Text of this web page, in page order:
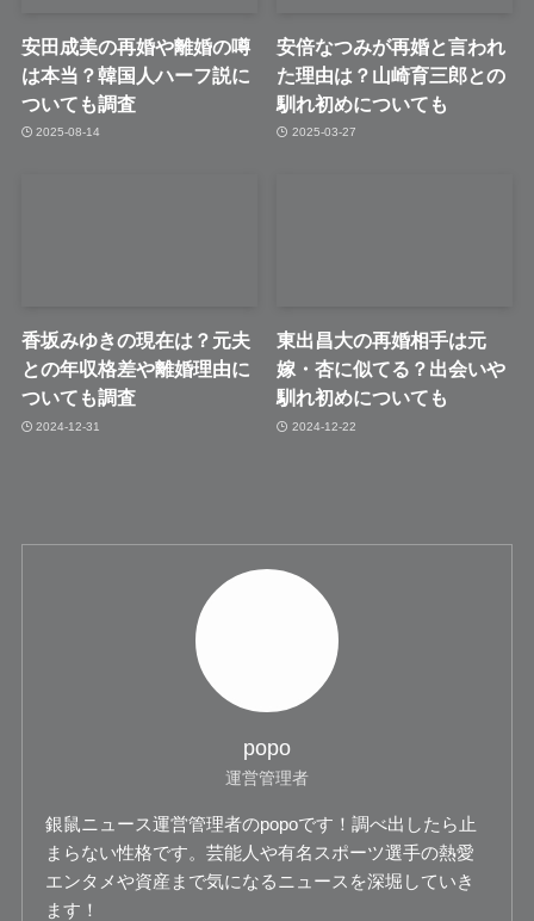
安田成美の再婚や離婚の噂
は本当？韓国人ハーフ説に
ついても調査
2025-08-14
安倍なつみが再婚と言われ
た理由は？山崎育三郎との
馴れ初めについても
2025-03-27
香坂みゆきの現在は？元夫
との年収格差や離婚理由に
ついても調査
2024-12-31
東出昌大の再婚相手は元
嫁・杏に似てる？出会いや
馴れ初めについても
2024-12-22
popo
運営管理者
銀鼠ニュース運営管理者のpopoです！調べ出したら止
まらない性格です。芸能人や有名スポーツ選手の熱愛
エンタメや資産まで気になるニュースを深堀していき
ます！